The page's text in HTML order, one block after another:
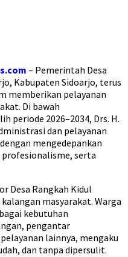
– Pemerintah Desa
Kabupaten Sidoarjo, terus
memberikan pelayanan
Di bawah
periode 2026–2034, Drs. H.
dan pelayanan
mengedepankan
serta
Desa Rangkah Kidul
masyarakat. Warga
kebutuhan
pengantar
lainnya, mengaku
dan tanpa dipersulit.